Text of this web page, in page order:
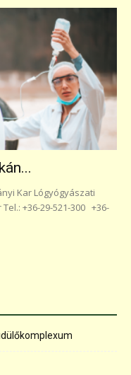
Kar Lógyógyászati
+36-29-521-300 +36-